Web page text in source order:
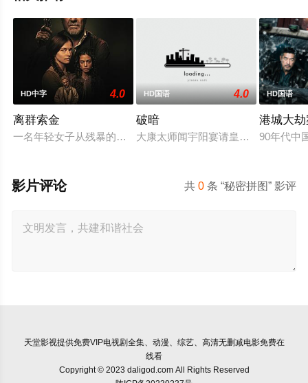
HD中字 4.0
离群索金
一名年轻女子从残暴的亡命团伙手中劫走了一批黄金，一路逃到
HD国语 4.0
破暗
大康太师闻宇阳宴请皇上义子神策府
HD国语
港城大
90年代中
共0 条 “秘密拼图” 影评
影片评论
天堂影视提供免费VIP电视剧全集、动漫、综艺、高清无删减电影免费在
线看
Copyright © 2023 daligod.com All Rights Reserved